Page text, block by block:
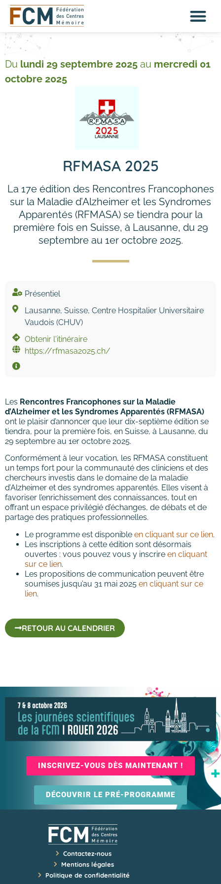
Du lundi 29 septembre 2025 au mercredi 01
octobre 2025
RFMASA 2025
La 17e édition des Rencontres Francophones
sur la Maladie d’Alzheimer et les Syndromes
Apparentés (RFMASA) se tiendra pour la
première fois en Suisse, à Lausanne, du 29
septembre au 1er octobre 2025.
Présentiel
Lausanne, Suisse, Centre Hospitalier Universitaire
Vaudois (CHUV)
Obtenir l'itinéraire
https://rfmasa2025.ch/
Les Rencontres Francophones sur la Maladie
d’Alzheimer et les Syndromes Apparentés (RFMASA)
ont le plaisir d’annoncer que leur dix-septième édition se
tiendra, pour la première fois, en Suisse, à Lausanne, du
29 septembre au 1er octobre 2025.
Conformément à leur vocation, les RFMASA constituent
un temps fort pour la communauté des cliniciens et des
chercheurs investis dans le domaine de la maladie
d’Alzheimer et des syndromes apparentés. Elles visent à
favoriser l’enrichissement des connaissances, tout en
offrant un espace privilégié d’échanges, de débats et de
partage des pratiques professionnelles.
Le programme est disponible en cliquant sur ce lien.
Les inscriptions à cette édition sont désormais
ouvertes : vous pouvez vous y inscrire en cliquant
sur ce lien.
Les propositions de communication peuvent être
soumises jusqu’au 31 mai 2025 en cliquant sur ce
lien.
RETOUR AU CALENDRIER
INSCRIVEZ-VOUS DÈS MAINTENANT !
DÉCOUVRIR LE PRÉ-PROGRAMME
Contactez-nous
Mentions légales
Politique de confidentialité